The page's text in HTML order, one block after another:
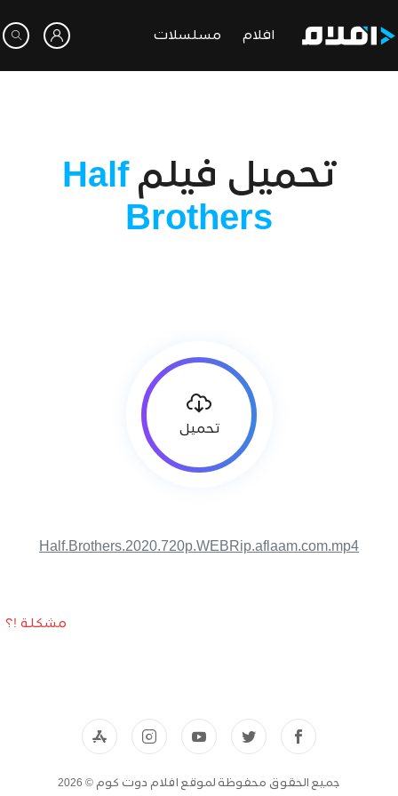
افلام مسلسلات
تحميل فيلمHalf
Brothers
تحميل
Half.Brothers.2020.720p.WEBRip.aflaam.com.mp4
مشكلة !؟
جميع الحقوق محفوظة لموقع افلام دوت كوم © 2026